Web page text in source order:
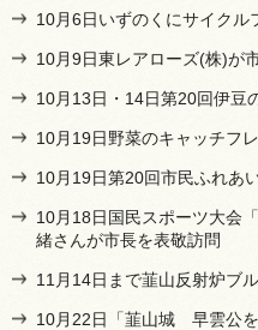
10月6日いずのくにサイクル
10月9日東レアローズ(株)が
10月13日・14日第20回伊豆
10月19日野菜のキャッチフ
10月19日第20回市民ふれあ
10月18日国民スポーツ大会
緒さんが市長を表敬訪問
11月14日まで韮山反射炉ブ
10月22日「韮山城 早雲公